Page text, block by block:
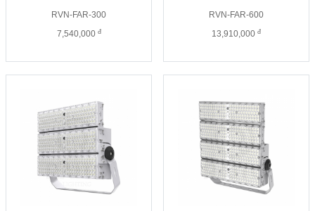
RVN-FAR-300
7,540,000 đ
RVN-FAR-600
13,910,000 đ